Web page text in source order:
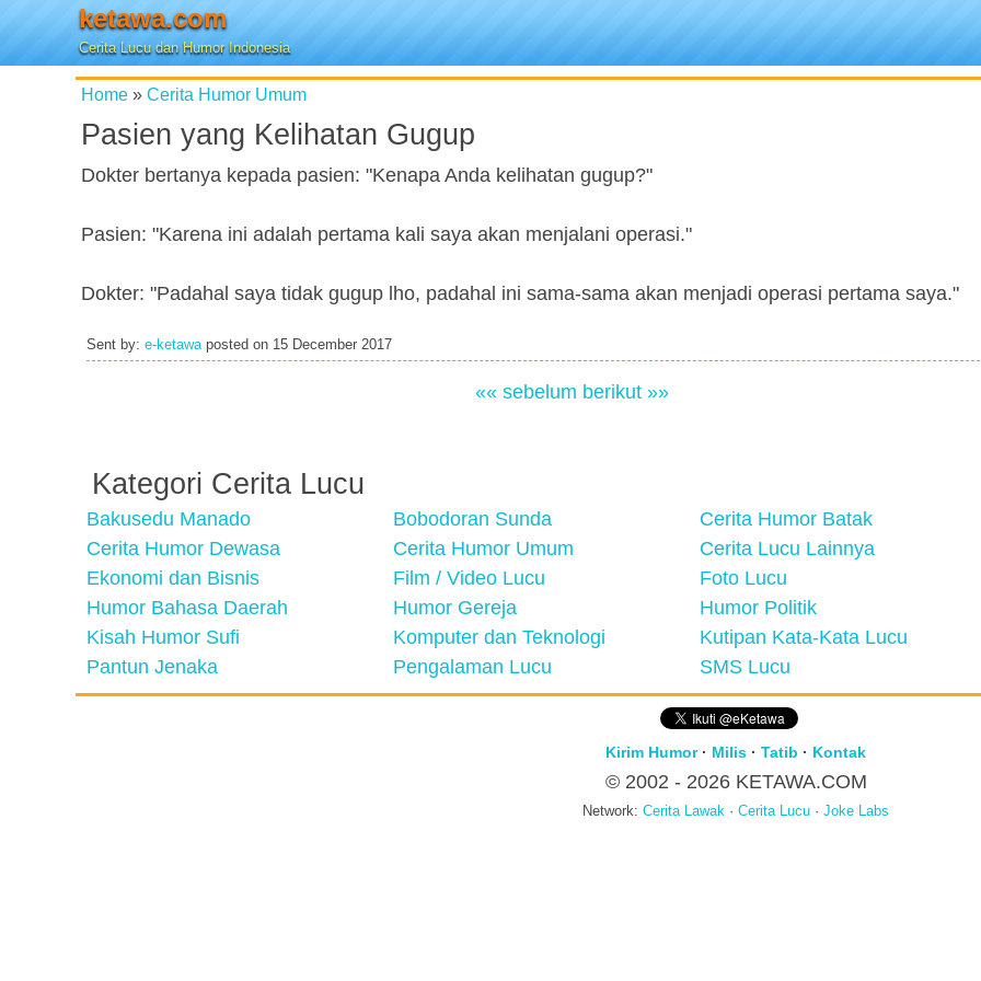
ketawa.com
Cerita Lucu dan Humor Indonesia
Home » Cerita Humor Umum
Pasien yang Kelihatan Gugup
Dokter bertanya kepada pasien: "Kenapa Anda kelihatan gugup?"
Pasien: "Karena ini adalah pertama kali saya akan menjalani operasi."
Dokter: "Padahal saya tidak gugup lho, padahal ini sama-sama akan menjadi operasi pertama saya."
Sent by: e-ketawaposted on 15 December 2017
«« sebelum berikut »»
Kategori Cerita Lucu
Bakusedu Manado Bobodoran Sunda
Cerita Humor Batak
Cerita Humor Dewasa
Cerita Humor Umum
Cerita Lucu Lainnya
Ekonomi dan Bisnis
Film / Video Lucu
Foto Lucu
Humor Bahasa Daerah
Humor Gereja
Humor Politik
Kisah Humor Sufi
Komputer dan Teknologi
Kutipan Kata-Kata Lucu
Pantun Jenaka
Pengalaman Lucu SMS Lucu
Kirim Humor· Milis · Tatib · Kontak
© 2002 - 2026 KETAWA.COM
Network: Cerita Lawak · Cerita Lucu · Joke Labs